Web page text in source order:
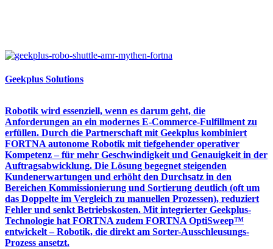
Geekplus Solutions
Robotik wird essenziell, wenn es darum geht, die
Anforderungen an ein modernes E-Commerce-Fulfillment zu
erfüllen. Durch die Partnerschaft mit Geekplus kombiniert
FORTNA autonome Robotik mit tiefgehender operativer
Kompetenz – für mehr Geschwindigkeit und Genauigkeit in der
Auftragsabwicklung. Die Lösung begegnet steigenden
Kundenerwartungen und erhöht den Durchsatz in den
Bereichen Kommissionierung und Sortierung deutlich (oft um
das Doppelte im Vergleich zu manuellen Prozessen), reduziert
Fehler und senkt Betriebskosten. Mit integrierter Geekplus-
Technologie hat FORTNA zudem FORTNA OptiSweep™
entwickelt – Robotik, die direkt am Sorter-Ausschleusungs-
Prozess ansetzt.